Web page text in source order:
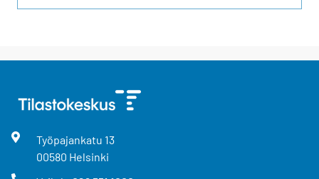
Työpajankatu 13
00580 Helsinki